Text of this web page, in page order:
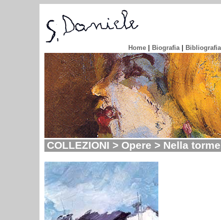
Home Biografia| Bibliografia
COLLEZIONI > Opere > Nella